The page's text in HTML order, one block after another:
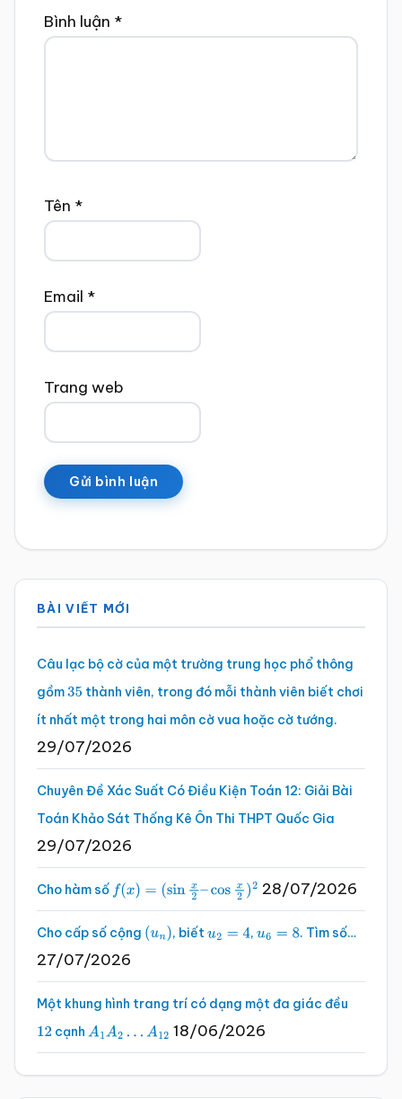
Bình luận *
Tên *
Email *
Trang web
Sidebar
chính
BÀI VIẾT MỚI
Câu lạc bộ cờ của một trường trung học phổ thông
gồm35 thành viên, trong đó mỗi thành viên biết chơi
ít nhất một trong hai môn cờ vua hoặc cờ tướng.
29/07/2026
Chuyên Đề Xác Suất Có Điều Kiện Toán 12: Giải Bài
Toán Khảo Sát Thống Kê Ôn Thi THPT Quốc Gia
29/07/2026
Cho hàm số f(x)=(sinx2 –cosx2 )2 28/07/2026
Cho cấp số cộng (un), biếtu2 =4 , u6 =8 . Tìm số…
27/07/2026
Một khung hình trang trí có dạng một đa giác đều
12 cạnh A1A2…A 12 18/06/2026